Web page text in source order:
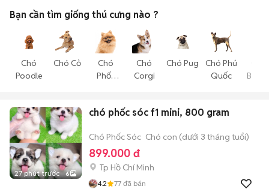
Bạn cần tìm giống thú cưng nào ?
Chó
Poodle
Chó Cỏ
Chó
Phốc
Chó
Corgi
Chó Pug
Chó Phú
Quốc
27 phút trước 6
chó phốc sóc f1 mini, 800 gram
Chó Phốc Sóc Chó con (dưới 3 tháng tuổi)
899.000 đ
Tp Hồ Chí Minh
4.2 77 đã bán